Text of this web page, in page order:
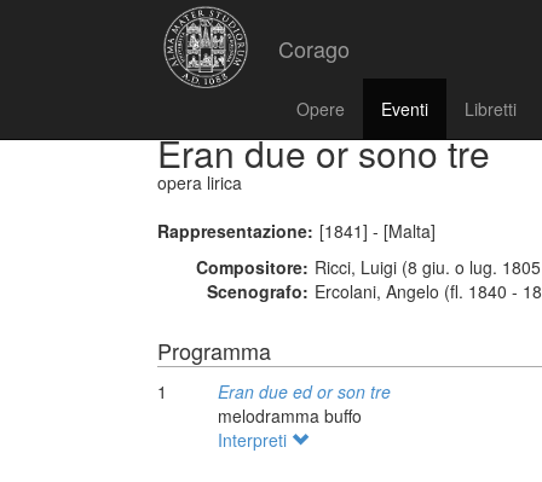
Corago
Opere Eventi Libretti
Eran due or sono tre
opera lirica
Rappresentazione: [1841] - [Malta]
Compositore: Ricci, Luigi (8 giu. o lug.
Scenografo: Ercolani, Angelo (fl. 1840 -
Programma
1
Eran due ed or son tre
melodramma buffo
Interpreti